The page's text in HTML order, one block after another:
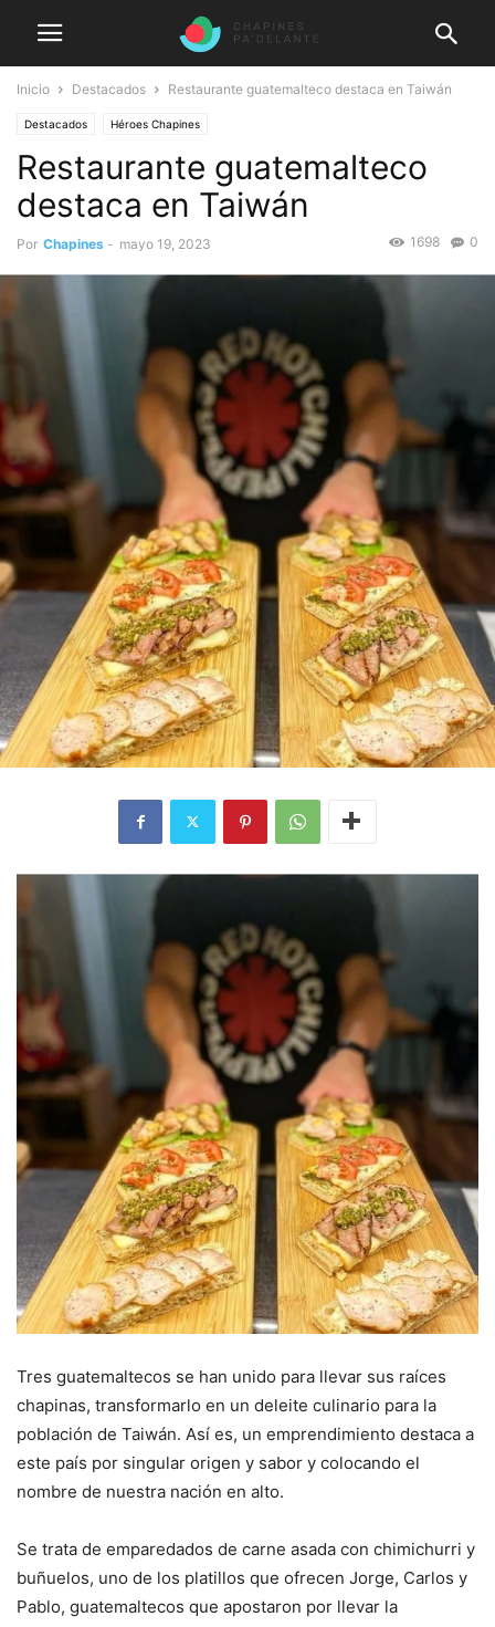
Inicio Destacados Restaurante guatemalteco destaca en Taiwán
Destacados Héroes Chapines
Restaurante guatemalteco
destaca en Taiwán
Por Chapines - mayo 19, 2023 0
1698
Tres guatemaltecos se han unido para llevar sus raíces
chapinas, transformarlo en un deleite culinario para la
población de Taiwán. Así es, un emprendimiento destaca a
este país por singular origen y sabor y colocando el
nombre de nuestra nación en alto.
Se trata de emparedados de carne asada con chimichurri y
buñuelos, uno de los platillos que ofrecen Jorge, Carlos y
Pablo, guatemaltecos que apostaron por llevar la